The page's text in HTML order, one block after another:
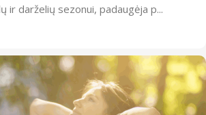
ir darželių sezonui, padaugėja p...